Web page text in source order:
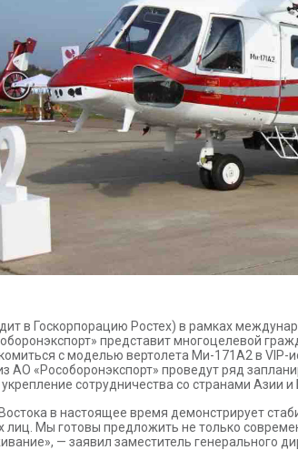
в Госкорпорацию Ростех) в рамках
представит многоцелевой
с моделью вертолета Ми-171А2 в
АО «Рособоронэкспорт» проведут ряд
сотрудничества со странами Азии и
в настоящее время демонстрирует
Мы готовы предложить не только
— заявил заместитель генерального